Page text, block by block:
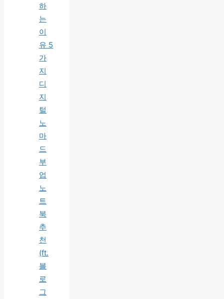
하
는
이
유 5
가
지
디
지
털
노
마
드
부
업
노
트
북
추
천
(ft.
블
로
그